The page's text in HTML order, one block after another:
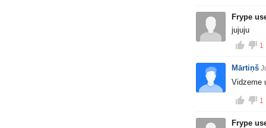
Frype
jujuju
1
Mārtiņš
Vidzeme
1
Frype